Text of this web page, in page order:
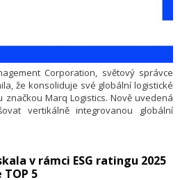
Corporation, světový správce
že konsoliduje své globální logistické
Marq Logistics. Nově uvedená
vertikálně integrovanou globální
Asií a Tichomořím.
v rámci ESG ratingu 2025
TOP 5